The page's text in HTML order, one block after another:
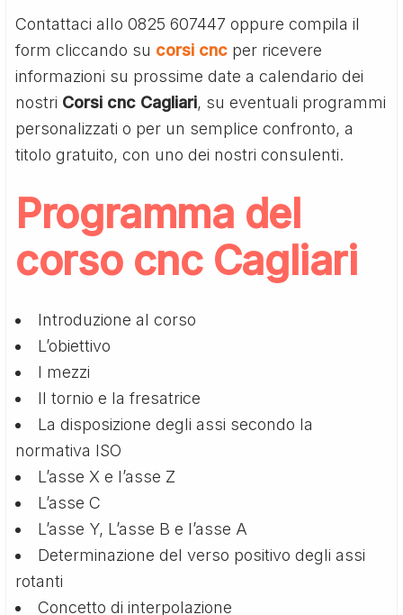
Contattaci allo 0825 607447 oppure compila il
form cliccando su corsi cnc per ricevere
informazioni su prossime date a calendario dei
nostri Corsi cnc Cagliari, su eventuali programmi
personalizzati o per un semplice confronto, a
titolo gratuito, con uno dei nostri consulenti.
Programma del
corso cnc Cagliari
Introduzione al corso
L’obiettivo
I mezzi
Il tornio e la fresatrice
La disposizione degli assi secondo la
normativa ISO
L’asse X e l’asse Z
L’asse C
L’asse Y, L’asse B e l’asse A
Determinazione del verso positivo degli assi
rotanti
Concetto di interpolazione